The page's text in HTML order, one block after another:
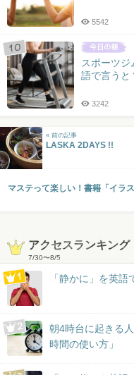
5542
スポーツ
語で言うと
3242
« 前の記事
LASKA 2DAYS !!
マステって楽しい！書籍「イラ
アクセスランキング
7/30〜8/5
「静かに」を英語
朝4時台に起きる
時間の使い方」